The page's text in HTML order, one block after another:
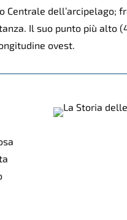
Centrale dell’arcipelago;
Il suo punto più alto
longitudine ovest.